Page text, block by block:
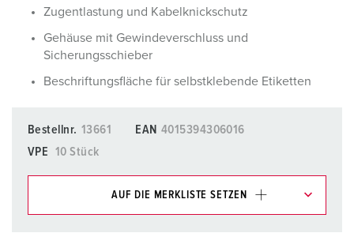
Zugentlastung und Kabelknickschutz
Gehäuse mit Gewindeverschluss und
Sicherungsschieber
Beschriftungsfläche für selbstklebende Etiketten
Bestellnr. 13661 EAN 4015394306016
VPE
10 Stück
AUF DIE MERKLISTE SETZEN